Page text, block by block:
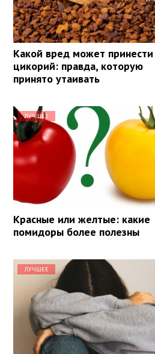
Какой вред может принести
цикорий: правда, которую
принято утаивать
ЛУЧШЕЕ
Красные или желтые: какие
помидоры более полезны
ЛУЧШЕЕ